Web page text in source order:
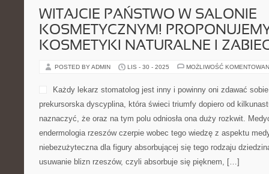
WITAJCIE PAŃSTWO W SALONIE
KOSMETYCZNYM!
KOSMETYKI NATURALNE I
POSTED BY ADMIN LIS - 30 - 2025 MOŻLIWOŚĆ
Każdy lekarz stomatolog jest inny i powinny oni zdawać
prekursorska dyscyplina, która świeci triumfy dopiero od
naznaczyć, że oraz na tym polu odniosła ona duży rozkwit.
endermologia rzeszów czerpie wobec tego wiedzę z aspektu
niebezużyteczna dla figury absorbującej się tego rodzaju
usuwanie blizn rzeszów, czyli absorbuje się pięknem, […]